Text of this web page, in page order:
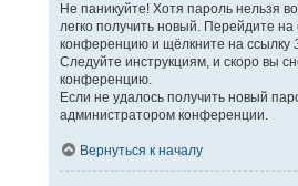
Не паникуйте! Хотя пароль нельзя
легко получить новый. Перейдите на
конференцию и щёлкните на ссылку
Следуйте инструкциям, и скоро вы
конференцию.
Если не удалось получить новый
администратором конференции.
Вернуться к началу